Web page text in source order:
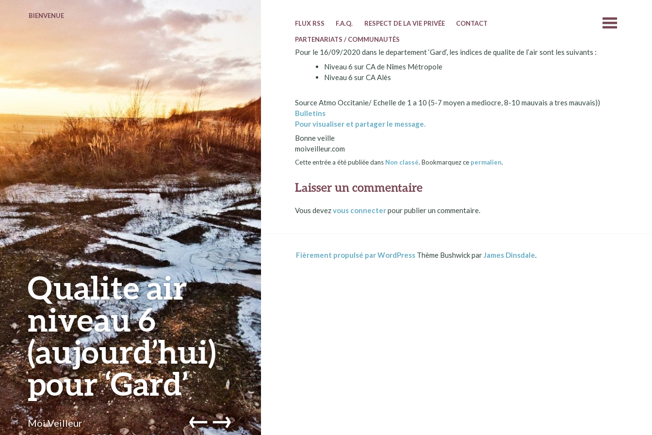
Qualite air
niveau 6
(aujourd’hui)
pour ‘Gard’
Moi Veilleur
←→
BIENVENUE
FLUX RSS
F.A.Q. RESPECT DE LA VIE PRIVÉE CONTACT
PARTENARIATS / COMMUNAUTÉS
Pour le 16/09/2020 dans le departement ‘Gard’, les indices de qualite de l’air sont les suivants :
Niveau 6 sur CA de Nîmes Métropole
Niveau 6 sur CA Alès
Source Atmo Occitanie/ Echelle de 1 a 10 (5-7 moyen a mediocre, 8-10 mauvais a tres mauvais))
Bulletins
Pour visualiser et partager le message.
Bonne veille
moiveilleur.com
Cette entrée a été publiée dans Non classé. Bookmarquez ce permalien.
Laisser un commentaire
Vous devezvous connecterpour publier un commentaire.
Fièrement propulsé par WordPressThème Bushwick parJames Dinsdale.